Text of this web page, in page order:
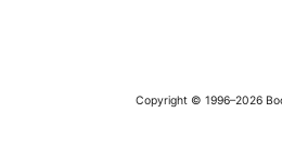
Copyright © 1996–2026